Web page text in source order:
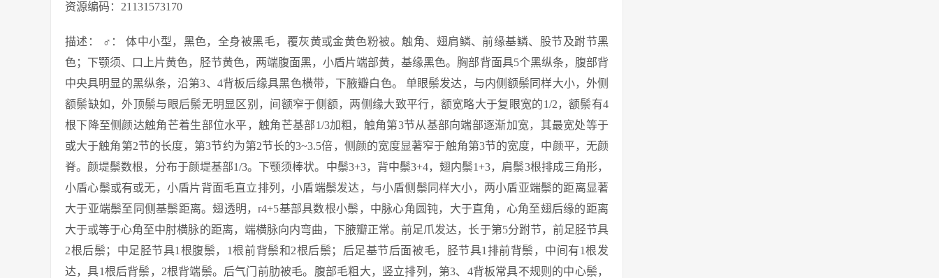
资源编码：21131573170
描述： ♂： 体中小型，黑色，全身被黑毛，覆灰黄或金黄色粉被。触角、翅肩鳞、前缘基鳞、股节及跗节黑
色；下颚须、口上片黄色，胫节黄色，两端腹面黑，小盾片端部黄，基缘黑色。胸部背面具5个黑纵条，腹部背
中央具明显的黑纵条，沿第3、4背板后缘具黑色横带，下腋瓣白色。 单眼鬃发达，与内侧额鬃同样大小，外侧
额鬃缺如，外顶鬃与眼后鬃无明显区别，间额窄于侧额，两侧缘大致平行，额宽略大于复眼宽的1/2，额鬃有4
根下降至侧颜达触角芒着生部位水平，触角芒基部1/3加粗，触角第3节从基部向端部逐渐加宽，其最宽处等于
或大于触角第2节的长度，第3节约为第2节长的3~3.5倍，侧颜的宽度显著窄于触角第3节的宽度，中颜平，无颜
脊。颜堤鬃数根，分布于颜堤基部1/3。下颚须棒状。中鬃3+3，背中鬃3+4，翅内鬃1+3，肩鬃3根排成三角形，
小盾心鬃或有或无，小盾片背面毛直立排列，小盾端鬃发达，与小盾侧鬃同样大小，两小盾亚端鬃的距离显著
大于亚端鬃至同侧基鬃距离。翅透明，r4+5基部具数根小鬃，中脉心角圆钝，大于直角，心角至翅后缘的距离
大于或等于心角至中肘横脉的距离，端横脉向内弯曲，下腋瓣正常。前足爪发达，长于第5分跗节，前足胫节具
2根后鬃；中足胫节具1根腹鬃，1根前背鬃和2根后鬃；后足基节后面被毛，胫节具1排前背鬃，中间有1根发
达，具1根后背鬃，2根背端鬃。后气门前肋被毛。腹部毛粗大，竖立排列，第3、4背板常具不规则的中心鬃，